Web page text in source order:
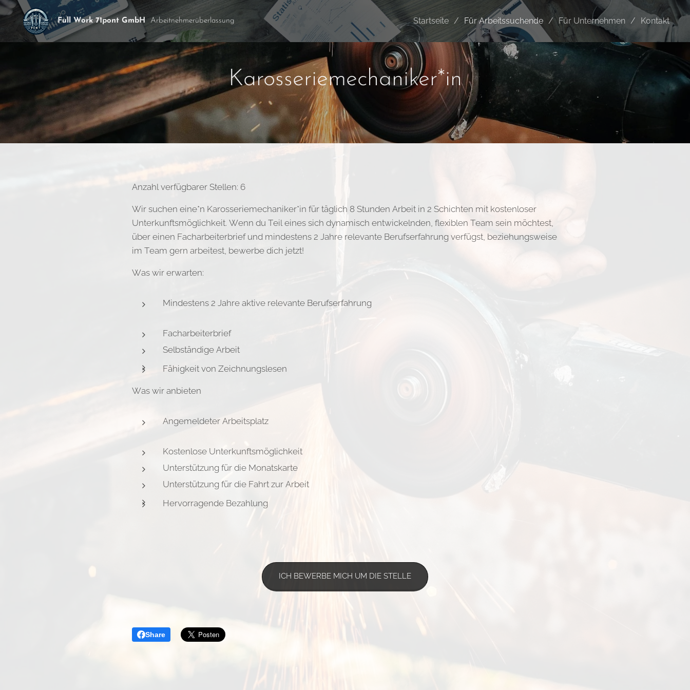
Full Work 71pont GmbH Arbeitnehmerüberlassung Startseite Für Arbeitssuchende Für Unternehmen Kontakt
Karosseriemechaniker*in
Anzahl verfügbarer Stellen: 6
Wir suchen eine*n Karosseriemechaniker*in für täglich 8 Stunden Arbeit in 2 Schichten mit kostenloser
Unterkunftsmöglichkeit. Wenn du Teil eines sich dynamisch entwickelnden, flexiblen Team sein möchtest,
über einen Facharbeiterbrief und mindestens 2 Jahre relevante Berufserfahrung verfügst, beziehungsweise
im Team gern arbeitest, bewerbe dich jetzt!
Was wir erwarten:
Mindestens 2 Jahre aktive relevante Berufserfahrung
Facharbeiterbrief
Selbständige Arbeit
Fähigkeit von Zeichnungslesen
Was wir anbieten
Angemeldeter Arbeitsplatz
Kostenlose Unterkunftsmöglichkeit
Unterstützung für die Monatskarte
Unterstützung für die Fahrt zur Arbeit
Hervorragende Bezahlung
ICH BEWERBE MICH UM DIE STELLE
Share